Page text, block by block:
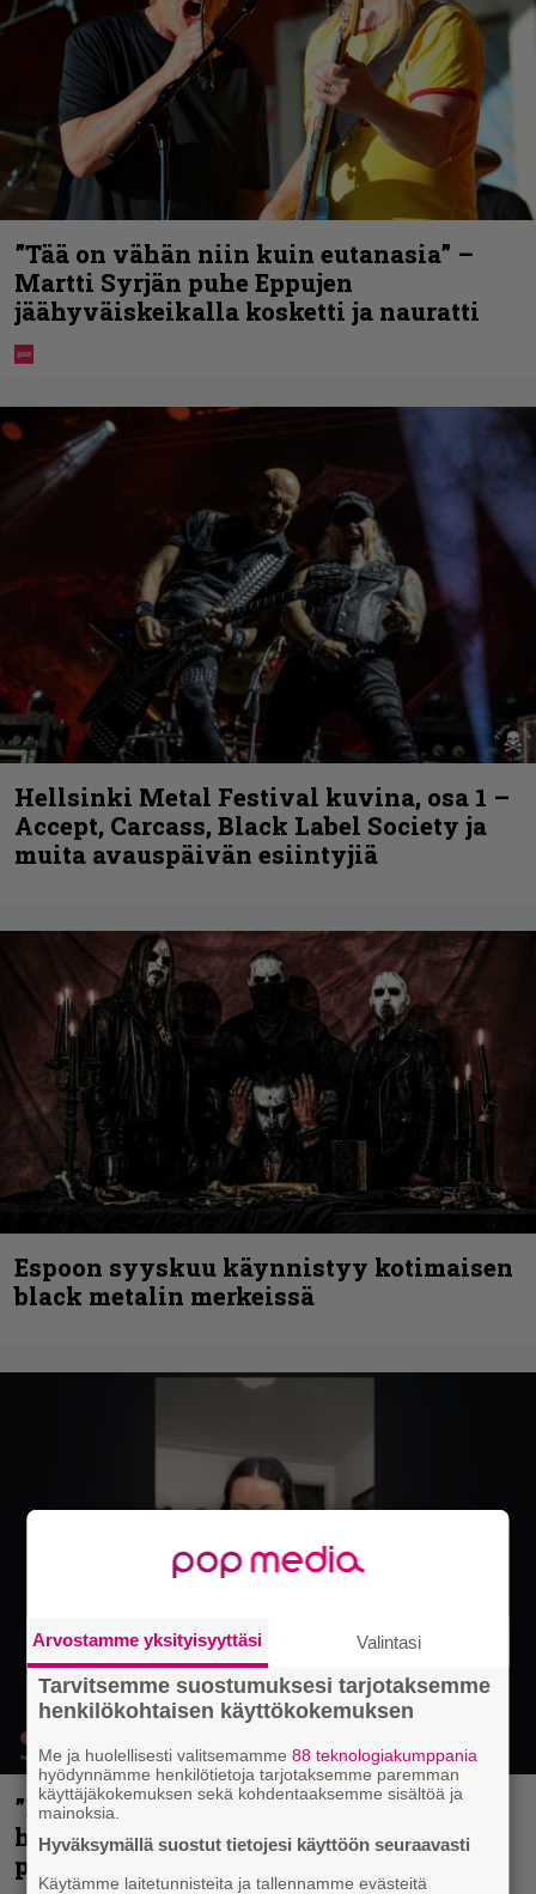
”Tää on vähän niin kuin eutanasia” –
Martti Syrjän puhe Eppujen
jäähyväiskeikalla kosketti ja nauratti
Hellsinki Metal Festival kuvina, osa 1 –
Accept, Carcass, Black Label Society ja
muita avauspäivän esiintyjiä
Espoon syyskuu käynnistyy kotimaisen
black metalin merkeissä
”Mitalini näyttää ihan plektralta” –
huippu-uimari jamittelee Megadethiä
palkinnollaan
Arvostamme yksityisyyttäsi Valintasi
Tarvitsemme suostumuksesi tarjotaksemme
henkilökohtaisen käyttökokemuksen
Me ja huolellisesti valitsemamme88 teknologiakumppania
hyödynnämme henkilötietoja tarjotaksemme paremman
käyttäjäkokemuksen sekä kohdentaaksemme sisältöä ja
mainoksia.
Hyväksymällä suostut tietojesi käyttöön seuraavasti
Käytämme laitetunnisteita ja tallennamme evästeitä